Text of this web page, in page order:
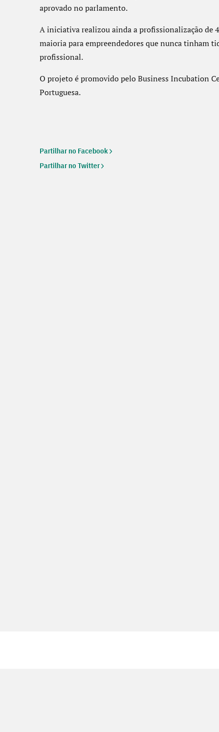
aprovado no parlamento.
A iniciativa realizou ainda a profissionalização de
maioria para empreendedores que nunca tinham
profissional.
O projeto é promovido pelo Business Incubation
Portuguesa.
Partilhar no Facebook
Partilhar no Twitter